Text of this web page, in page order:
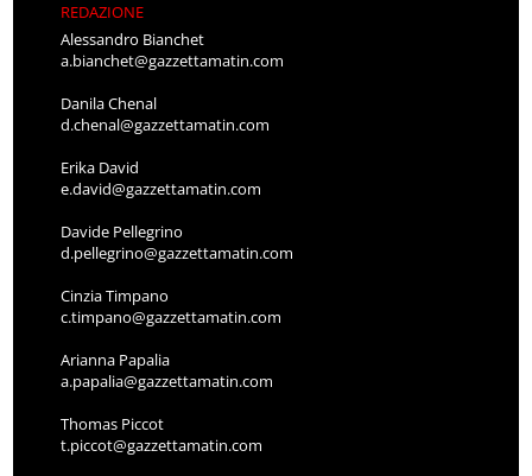
REDAZIONE
Alessandro Bianchet
a.bianchet@gazzettamatin.com
Danila Chenal
d.chenal@gazzettamatin.com
Erika David
e.david@gazzettamatin.com
Davide Pellegrino
d.pellegrino@gazzettamatin.com
Cinzia Timpano
c.timpano@gazzettamatin.com
Arianna Papalia
a.papalia@gazzettamatin.com
Thomas Piccot
t.piccot@gazzettamatin.com